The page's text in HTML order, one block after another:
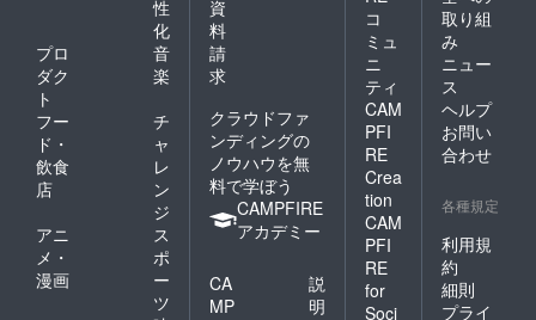
性
化
プロ
ダク
ト
音
楽
フー
ド・
飲食
店
チ
ャ
レ
ン
ジ
アニ
メ・
漫画
ス
ポ
ー
ツ
資
料
請
求
クラウドファ
ンディングの
ノウハウを無
料で学ぼう
CAMPFIRE
アカデミー
CA
MP
説
明
コ
ミュ
ニ
ティ
CAM
PFI
RE
Crea
tion
CAM
PFI
RE
for
Soci
取り組
み
ニュー
ス
ヘルプ
お問い
合わせ
各種規定
利用規
約
細則
プライ